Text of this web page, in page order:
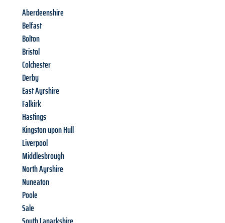
Aberdeenshire
Belfast
Bolton
Bristol
Colchester
Derby
East Ayrshire
Falkirk
Hastings
Kingston upon Hull
Liverpool
Middlesbrough
North Ayrshire
Nuneaton
Poole
Sale